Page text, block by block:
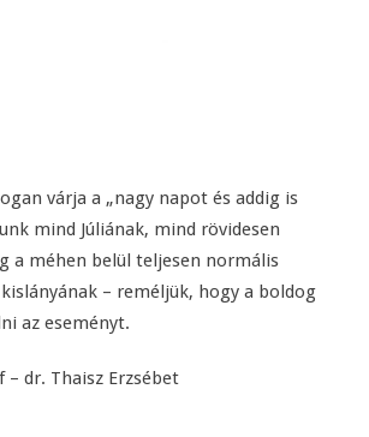
várja a „nagy napot és addig is
mind Júliának, mind rövidesen
a méhen belül teljesen normális
– reméljük, hogy a boldog
az eseményt.
– dr. Thaisz Erzsébet